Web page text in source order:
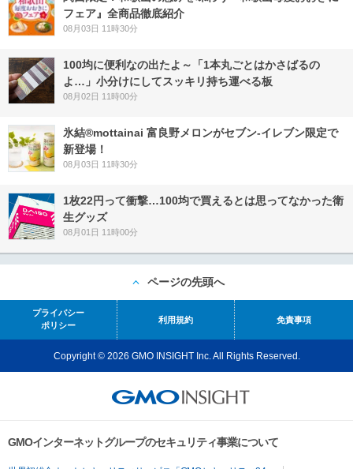
フェア』全商品徹底紹介
08月03日 11時30分
100均に便利なの出たよ～「1本丸ごとはかさばるの
よ…」小分けにしてスッキリ持ち運べる板
08月02日 11時00分
氷結®mottainai 富良野メロンがセブン‐イレブン限定で
新登場！
08月03日 11時30分
1枚22円って衝撃…100均で買えるとは思ってなかった衛
生グッズ
08月01日 11時00分
ページの先頭へ
プライバシー
ポリシー
利用規約 免責事項
Copyright © 2026 GMO INSIGHT Inc. All Rights Reserved.
GMOインターネットグループのセキュリティ事業について